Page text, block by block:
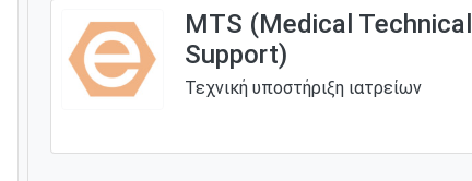
MTS (Medical Technical
Support)
Τεχνική υποστήριξη ιατρείων